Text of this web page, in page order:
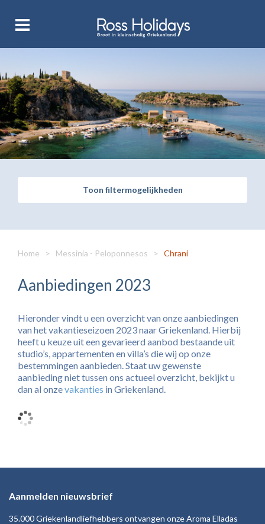
Toon filtermogelijkheden
Home > Messinia - Peloponnesos > Chrani
Aanbiedingen 2023
Hieronder vindt u een overzicht van onze aanbiedingen
van het vakantieseizoen 2023 naar Griekenland. Hierbij
heeft u keuze uit een gevarieerd aanbod bestaande uit
studio’s, appartementen en villa’s die wij op onze
bestemmingen aanbieden. Staat uw gewenste
aanbieding niet tussen ons actueel overzicht, bekijkt u
dan al onzevakanties in Griekenland.
Aanmelden nieuwsbrief
35.000 Griekenlandliefhebbers ontvangen onze Aroma Elladas